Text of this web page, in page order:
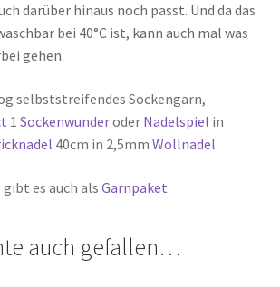
darüber hinaus noch passt. Und da das
bei 40°C ist, kann auch mal was
gehen.
selbststreifendes Sockengarn,
1 Sockenwunderoder Nadelspiel in
40cm in 2,5mm Wollnadel
es auch als Garnpaket
auch gefallen…